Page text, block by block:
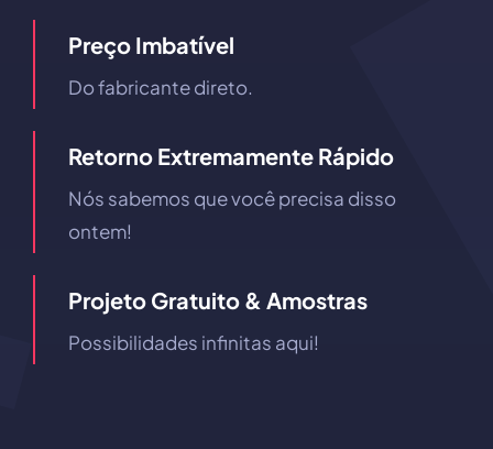
Preço Imbatível
Do fabricante direto.
Retorno Extremamente Rápido
Nós sabemos que você precisa disso
ontem!
Projeto Gratuito & Amostras
Possibilidades infinitas aqui!